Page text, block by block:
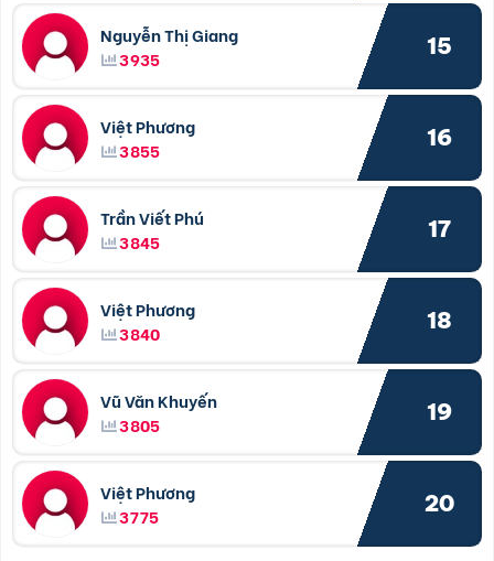
Nguyễn Thị Giang
3935
15
Việt Phương
3855
16
Trần Viết Phú
3845
17
Việt Phương
3840
18
Vũ Văn Khuyến
3805
19
Việt Phương
3775
20